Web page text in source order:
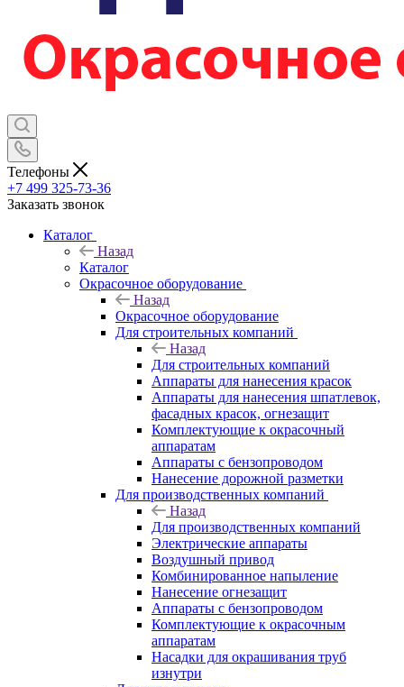
Телефоны
+7 499 325-73-36
Заказать звонок
Каталог
Назад
Каталог
Окрасочное оборудование
Назад
Окрасочное оборудование
Для строительных компаний
Назад
Для строительных компаний
Аппараты для нанесения красок
Аппараты для нанесения шпатлевок,
фасадных красок, огнезащит
Комплектующие к окрасочный
аппаратам
Аппараты с бензопроводом
Нанесение дорожной разметки
Для производственных компаний
Назад
Для производственных компаний
Электрические аппараты
Воздушный привод
Комбинированное напыление
Нанесение огнезащит
Аппараты с бензопроводом
Комплектующие к окрасочным
аппаратам
Насадки для окрашивания труб
изнутри